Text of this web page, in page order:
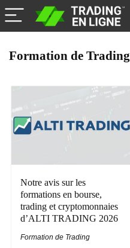
Formation de Trading
Notre avis sur les
formations en bourse,
trading et cryptomonnaies
d’ALTI TRADING 2026
Formation de Trading